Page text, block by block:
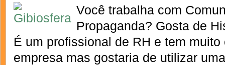
Você trabalha com
Propaganda? Gosta de
É um profissional de RH e tem
empresa mas gostaria de utilizar